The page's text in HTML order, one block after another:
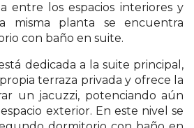
entre los espacios interiores y
misma planta se encuentra
con baño en suite.
dedicada a la suite principal,
terraza privada y ofrece la
un jacuzzi, potenciando aún
exterior. En este nivel se